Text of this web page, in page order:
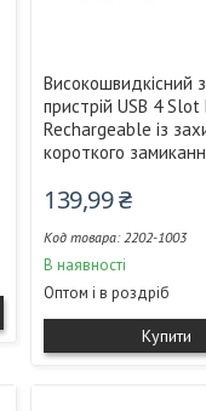
Високошвидкісний
пристрій USB 4
Rechargeable із
короткого
139,99 ₴
2202-1003
В наявності
Оптом і в роздріб
Купити